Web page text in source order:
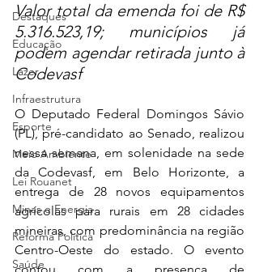
Destaques
Educação
Lazer
Infraestrutura
Esporte
Meio Ambiente
Lei Rouanet
Minas e Energia
Reforma Política
Saúde
Valor total da emenda foi de R$
5.316.523,19; municípios já
podem agendar retirada junto à
Codevasf
O Deputado Federal Domingos Sávio
(PL), pré-candidato ao Senado, realizou
nessa semana, em solenidade na sede
da Codevasf, em Belo Horizonte, a
entrega de 28 novos equipamentos
agrícolas para rurais em 28 cidades
mineiras, com predominância na região
Centro-Oeste do estado. O evento